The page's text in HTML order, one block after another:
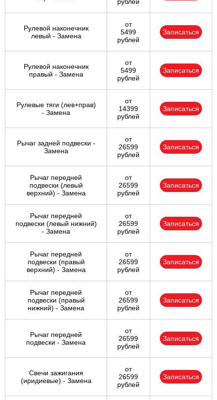
рублей
Рулевой наконечник
левый - Замена
от
5499
рублей
Записаться
Рулевой наконечник
правый - Замена
от
5499
рублей
Записаться
Рулевые тяги (лев+прав)
- Замена
от
14399
рублей
Записаться
Рычаг задней подвески -
Замена
от
26599
рублей
Записаться
Рычаг передней
подвески (левый
верхний) - Замена
от
26599
рублей
Записаться
Рычаг передней
подвески (левый нижний)
- Замена
от
26599
рублей
Записаться
Рычаг передней
подвески (правый
верхний) - Замена
от
26599
рублей
Записаться
Рычаг передней
подвески (правый
нижний) - Замена
от
26599
рублей
Записаться
Рычаг передней
подвески - Замена
от
26599
рублей
Записаться
Свечи зажигания
(иридиевые) - Замена
от
26599
рублей
Записаться